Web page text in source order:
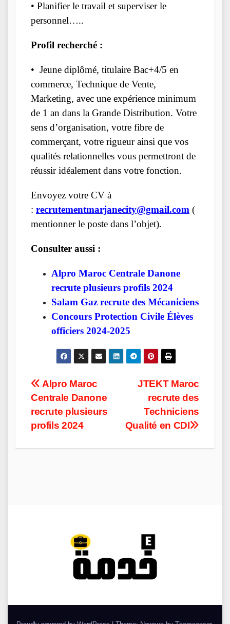
• Planifier le travail et superviser le
personnel…..
Profil recherché :
• Jeune diplômé, titulaire Bac+4/5 en
commerce, Technique de Vente,
Marketing, avec une expérience minimum
de 1 an dans la Grande Distribution. Votre
sens d’organisation, votre fibre de
commerçant, votre rigueur ainsi que vos
qualités relationnelles vous permettront de
réussir idéalement dans votre fonction.
Envoyez votre CV à
: recrutementmarjanecity@gmail.com (
mentionner le poste dans l’objet).
Consulter aussi :
Alpro Maroc Centrale Danone
recrute plusieurs profils 2024
Salam Gaz recrute des Mécaniciens
Concours Protection Civile Élèves
officiers 2024-2025
Post
navigation
JTEKT Maroc
recrute des
Techniciens
Qualité en CDI
Alpro Maroc
Centrale Danone
recrute plusieurs
profils 2024